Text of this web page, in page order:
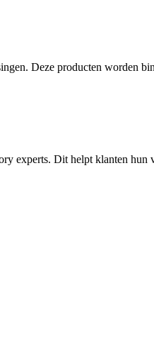
Deze producten worden
experts. Dit helpt klanten